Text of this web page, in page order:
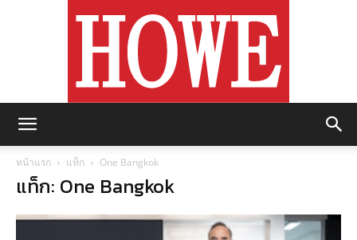
หน้าแรก แท็ก One Bangkok
แท็ก: One Bangkok